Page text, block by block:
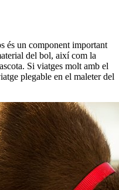
és un component important
del bol, així com la
Si viatges molt amb el
plegable en el maleter del